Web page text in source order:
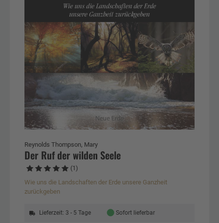
Reynolds Thompson, Mary
Der Ruf der wilden Seele
(1)
Wie uns die Landschaften der Erde unsere Ganzheit
zurückgeben
Lieferzeit: 3 - 5 Tage ● Sofort lieferbar